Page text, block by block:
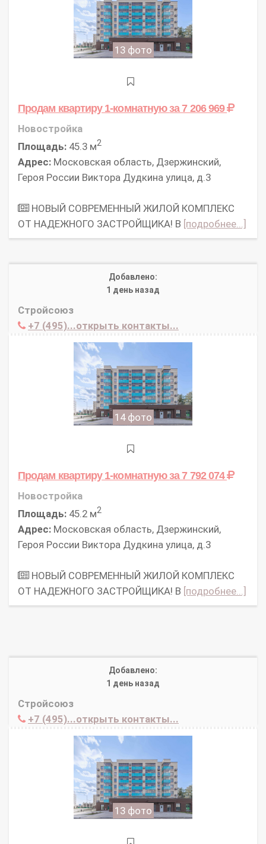
13 фото
Продам квартиру 1-комнатнуюза 7 206 969
Новостройка
Площадь: 45.3 м2
Адрес: Московская область, Дзержинский,
Героя России Виктора Дудкина улица, д.3
НОВЫЙ СОВРЕМЕННЫЙ ЖИЛОЙ КОМПЛЕКС
ОТ НАДЕЖНОГО ЗАСТРОЙЩИКА! В [подробнее...]
Добавлено:
1 день назад
Стройсоюз
+7 (495)...открыть контакты...
14 фото
Продам квартиру 1-комнатнуюза 7 792 074
Новостройка
Площадь: 45.2 м2
Адрес: Московская область, Дзержинский,
Героя России Виктора Дудкина улица, д.3
НОВЫЙ СОВРЕМЕННЫЙ ЖИЛОЙ КОМПЛЕКС
ОТ НАДЕЖНОГО ЗАСТРОЙЩИКА! В [подробнее...]
Добавлено:
1 день назад
Стройсоюз
+7 (495)...открыть контакты...
13 фото